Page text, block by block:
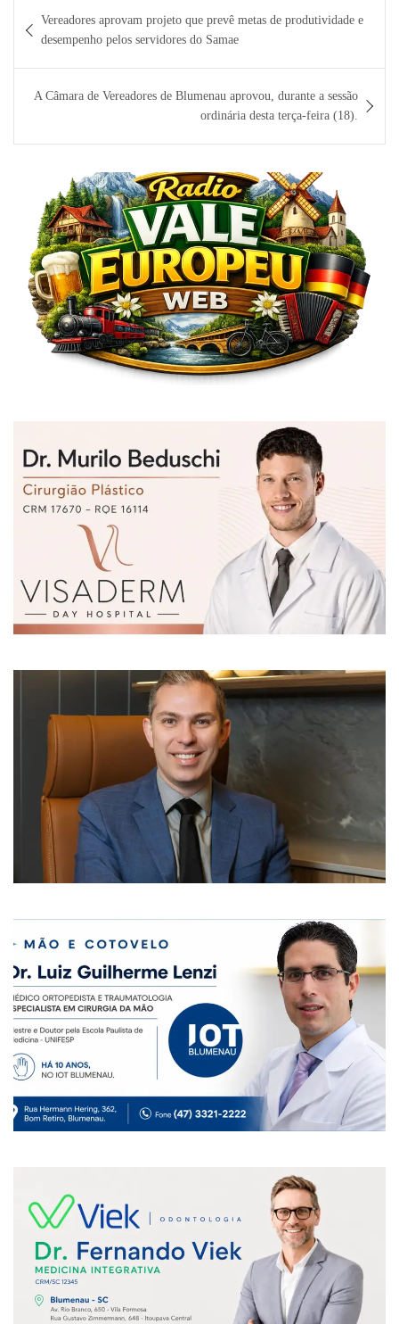
de
Post
Vereadores aprovam projeto que prevê metas de produtividade e
desempenho pelos servidores do Samae
A Câmara de Vereadores de Blumenau aprovou, durante a sessão
ordinária desta terça-feira (18).